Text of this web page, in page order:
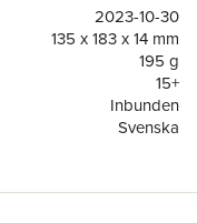
de element som
återfinns även två
tema, och
och sitt
får man här en fin
såväl berättelserna
2023-10-30
135 x 183 x 14 mm
195 g
15+
Inbunden
Svenska
107